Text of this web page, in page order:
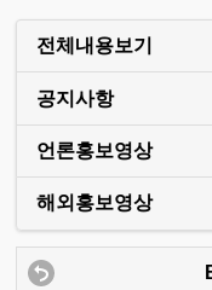
전체내용보기
공지사항
언론홍보영상
해외홍보영상